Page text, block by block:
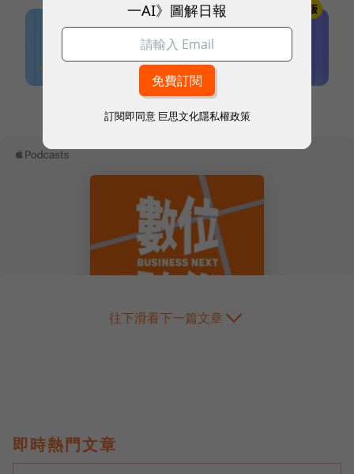
本網站內容未經允許，不得轉載。
往下滑看下一篇文章
即時熱門文章
一AI》圖解日報
訂閱即同意 巨思文化隱私權政策